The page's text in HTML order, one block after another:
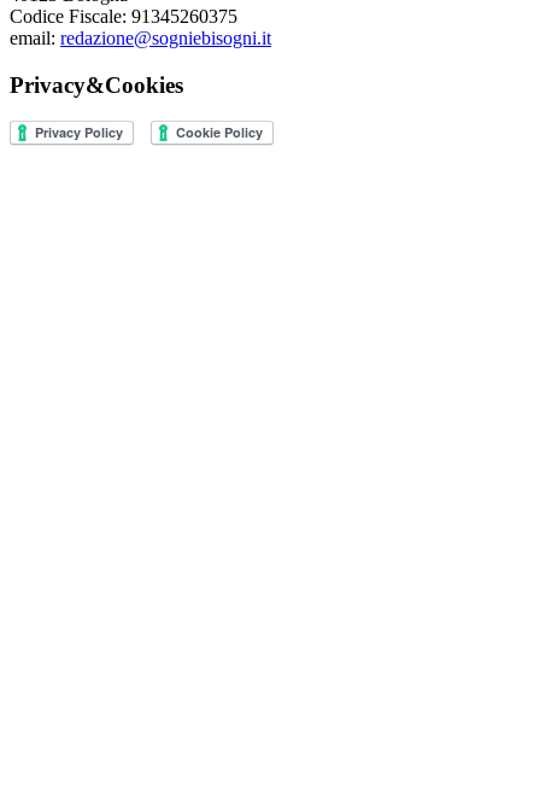
Codice Fiscale: 91345260375
email: redazione@sogniebisogni.it
Privacy&Cookies